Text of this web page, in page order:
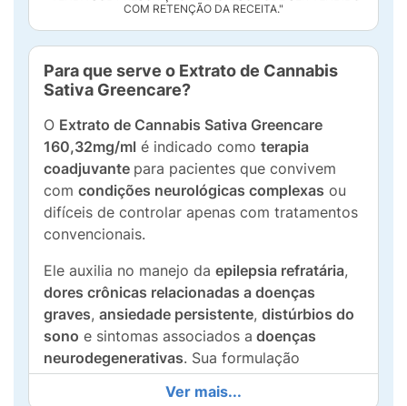
COM RETENÇÃO DA RECEITA."
Para que serve o Extrato de Cannabis
Sativa Greencare?
O Extrato de Cannabis Sativa Greencare
160,32mg/ml é indicado como terapia
coadjuvante para pacientes que convivem
com condições neurológicas complexas ou
difíceis de controlar apenas com tratamentos
convencionais.
Ele auxilia no manejo da epilepsia refratária,
dores crônicas relacionadas a doenças
graves, ansiedade persistente, distúrbios do
sono e sintomas associados a doenças
neurodegenerativas. Sua formulação
padronizada permite um uso mais seguro,
previsível e estável, oferecendo suporte
Ver mais...